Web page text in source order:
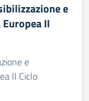
e
II
e
II Ciclo